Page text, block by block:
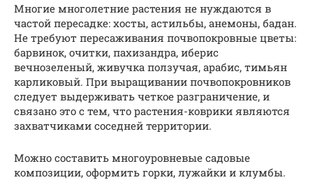
Многие многолетние растения не нуждаются в
частой пересадке: хосты, астильбы, анемоны, бадан.
Не требуют пересаживания почвопокровные цветы:
барвинок, очитки, пахизандра, иберис
вечнозеленый, живучка ползучая, арабис, тимьян
карликовый. При выращивании почвопокровников
следует выдерживать четкое разграничение, и
связано это с тем, что растения-коврики являются
захватчиками соседней территории.
Можно составить многоуровневые садовые
композиции, оформить горки, лужайки и клумбы.